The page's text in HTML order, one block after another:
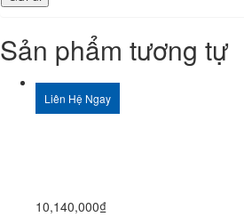
Sản phẩm tương tự
Liên Hệ Ngay
10,140,000₫